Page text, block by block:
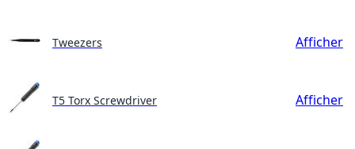
Tweezers Afficher
T5 Torx Screwdriver Afficher